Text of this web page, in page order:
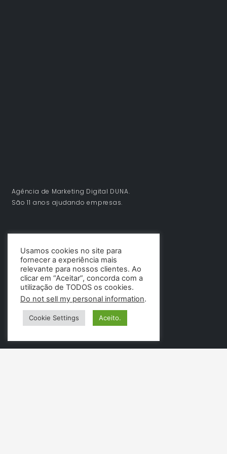
Agência de Marketing Digital DUNA.
São 11 anos ajudando empresas.
Usamos cookies no site para
fornecer a experiência mais
relevante para nossos clientes. Ao
clicar em “Aceitar”, concorda com a
utilização de TODOS os cookies.
Do not sell my personal information.
Cookie Settings Aceito.